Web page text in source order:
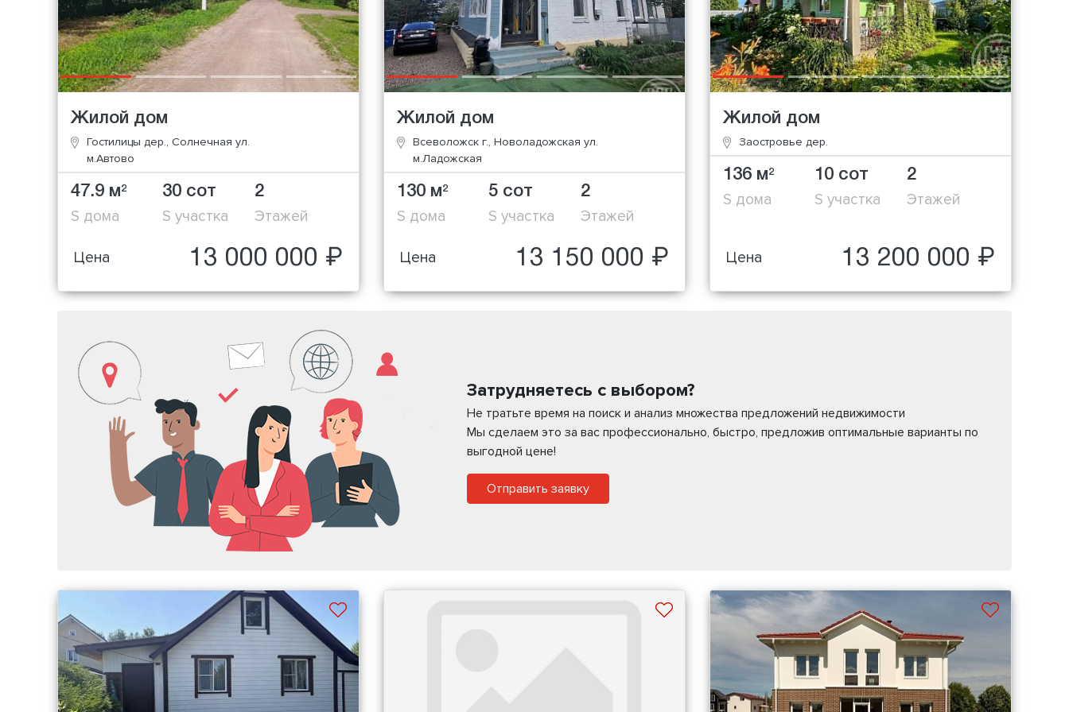
Жилой дом
Гостилицы дер., Солнечная ул.
м.Автово
47.9 м2
S дома
30 сот
S участка
2
Этажей
Цена 13 000 000 ₽
Жилой дом
Всеволожск г., Новоладожская ул.
м.Ладожская
130 м2
S дома
5 сот
S участка
2
Этажей
Цена 13 150 000 ₽
Жилой дом
Заостровье дер.
136 м2
S дома
10 сот
S участка
2
Этажей
Цена 13 200 000 ₽
Затрудняетесь с выбором?
Не тратьте время на поиск и анализ множества предложений недвижимости
Мы сделаем это за вас профессионально, быстро, предложив оптимальные варианты по
выгодной цене!
Отправить заявку